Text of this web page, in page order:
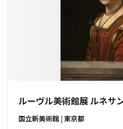
ルーヴル美術館展 ルネサ
国立新美術館 | 東京都